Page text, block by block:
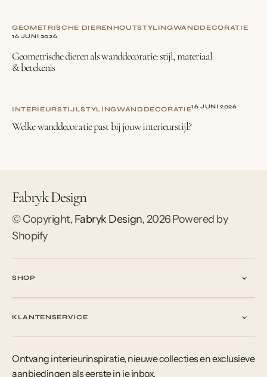
GEOMETRISCHE DIERENHOUTSTYLINGWANDDECORATIE
16 JUNI 2026
Geometrische dieren als wanddecoratie: stijl, materiaal
& betekenis
INTERIEURSTIJLSTYLINGWANDDECORATIE16 JUNI 2026
Welke wanddecoratie past bij jouw interieurstijl?
Fabryk Design
© Copyright,Fabryk Design,2026Powered by
Shopify
SHOP
KLANTENSERVICE
Ontvang interieurinspiratie, nieuwe collecties en exclusieve
aanbiedingen als eerste in je inbox.